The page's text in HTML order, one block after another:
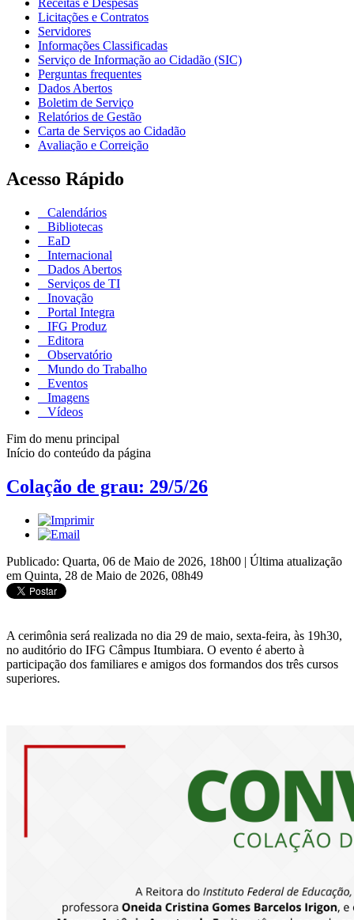
Receitas e Despesas
Licitações e Contratos
Servidores
Informações Classificadas
Serviço de Informação ao Cidadão (SIC)
Perguntas frequentes
Dados Abertos
Boletim de Serviço
Relatórios de Gestão
Carta de Serviços ao Cidadão
Avaliação e Correição
Acesso Rápido
Calendários
Bibliotecas
EaD
Internacional
Dados Abertos
Serviços de TI
Inovação
Portal Integra
IFG Produz
Editora
Observatório
Mundo do Trabalho
Eventos
Imagens
Vídeos
Fim do menu principal
Início do conteúdo da página
Colação de grau: 29/5/26
Publicado: Quarta, 06 de Maio de 2026, 18h00 | Última atualização
em Quinta, 28 de Maio de 2026, 08h49
A cerimônia será realizada no dia 29 de maio, sexta-feira, às 19h30,
no auditório do IFG Câmpus Itumbiara. O evento é aberto à
participação dos familiares e amigos dos formandos dos três cursos
superiores.